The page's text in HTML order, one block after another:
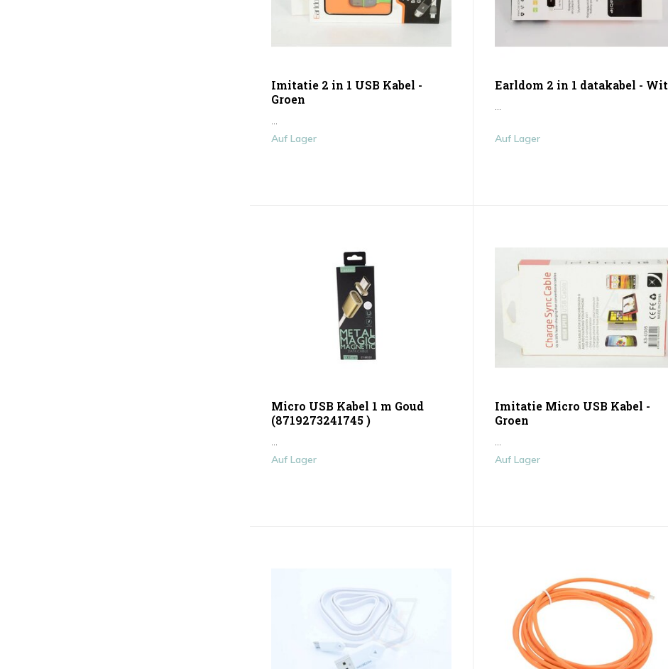
Imitatie 2 in 1 USB Kabel -
Groen
Auf Lager
Earldom 2 in 1 datakabel - Wit
Auf Lager
Micro USB Kabel 1 m Goud
(8719273241745 )
...
Auf Lager
Imitatie Micro USB Kabel -
Groen
...
Auf Lager